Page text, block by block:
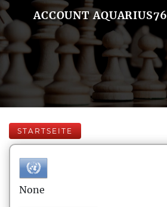
ACCOUNT AQUARIUS76
STARTSEITE
None